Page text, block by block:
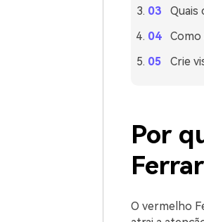
Quais
Como
Crie
Por
O vermelho